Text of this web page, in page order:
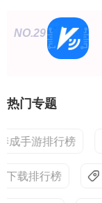
NO.29
热门专题
手游排行榜
载排行榜